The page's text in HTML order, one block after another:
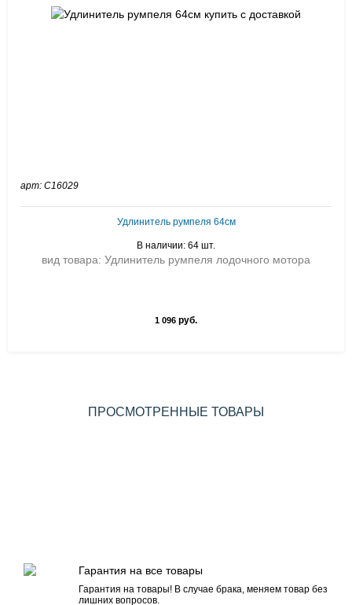
арт: C16029
Удлинитель румпеля 64см
В наличии: 64 шт.
вид товара: Удлинитель румпеля лодочного мотора
1 096 руб.
ПРОСМОТРЕННЫЕ ТОВАРЫ
Гарантия на все товары
Гарантия на товары! В случае брака, меняем товар без
лишних вопросов.